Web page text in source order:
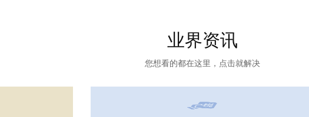
业界资讯
您想看的都在这里，点击就解决